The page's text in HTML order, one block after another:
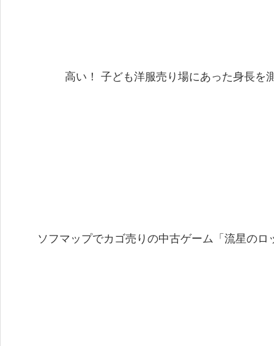
高い！ 子ども洋服売り場にあった身長を
ソフマップでカゴ売りの中古ゲーム「流星の